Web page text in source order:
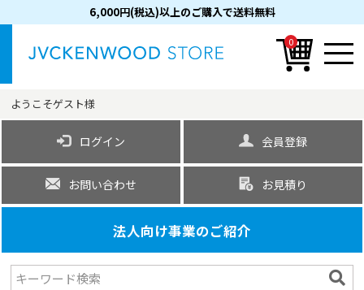
6,000円(税込)以上のご購入で送料無料
0
ようこそゲスト様
ログイン 会員登録
お問い合わせ お見積り
法人向け事業のご紹介